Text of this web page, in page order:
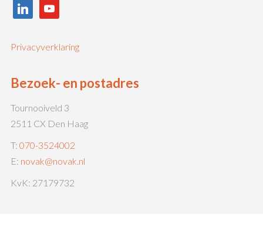
linkedin youtube
Privacyverklaring
Bezoek- en postadres
Tournooiveld 3
2511 CX Den Haag
T: 070-3524002
E: novak@novak.nl
KvK: 27179732